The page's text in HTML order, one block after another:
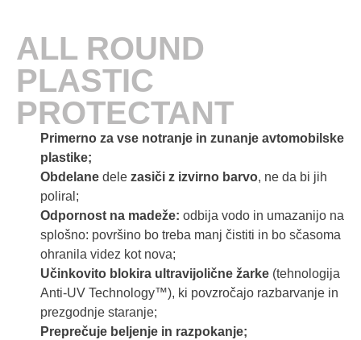
ALL ROUND
PLASTIC
PROTECTANT
Primerno za vse notranje in zunanje avtomobilske
plastike;
Obdelane dele zasiči z izvirno barvo, ne da bi jih
poliral;
Odpornost na madeže: odbija vodo in umazanijo na
splošno: površino bo treba manj čistiti in bo sčasoma
ohranila videz kot nova;
Učinkovito blokira ultravijolične žarke (tehnologija
Anti-UV Technology™), ki povzročajo razbarvanje in
prezgodnje staranje;
Preprečuje beljenje in razpokanje;